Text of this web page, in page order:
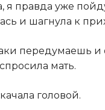
я правда уже
и шагнула к
передумаешь и
мать.
головой.